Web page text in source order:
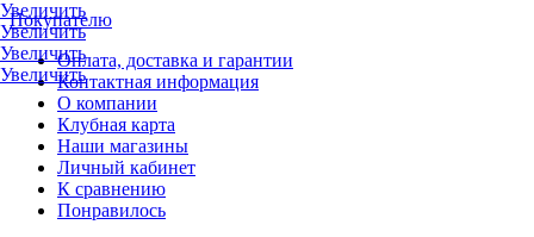
Покупателю
Оплата, доставка и гарантии
Контактная информация
О компании
Клубная карта
Наши магазины
Личный кабинет
К сравнению
Понравилось
Увеличить
Увеличить
Увеличить
Увеличить